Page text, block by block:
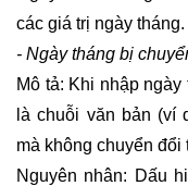
các giá trị ngày tháng.
- Ngày tháng bị
Mô tả: Khi nhập
là chuỗi văn bản (ví
mà không chuyển đổi
Nguyên nhân: Dấu